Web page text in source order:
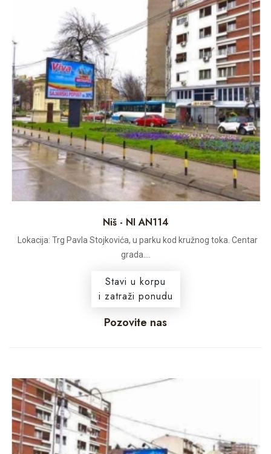
Niš - NI AN114
Lokacija: Trg Pavla Stojkovića, u parku kod kružnog toka. Centar
grada....
Stavi u korpu
i zatraži ponudu
Pozovite nas